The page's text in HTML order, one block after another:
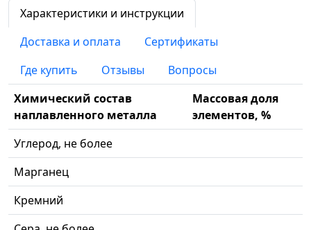
Характеристики и инструкции
Доставка и оплата
Сертификаты
Где купить
Отзывы
Вопросы
Химический состав
наплавленного металла
Массовая доля
элементов, %
Углерод, не более
Марганец
Кремний